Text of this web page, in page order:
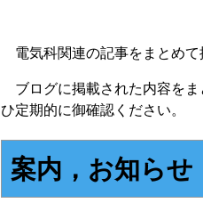
電気科関連の記事をまとめ
ブログに掲載された内容をま
ひ定期的に御確認ください。
案内，お知らせ